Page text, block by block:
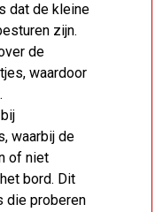
dat de kleine
zijn.
de
waardoor
waarbij de
of niet
bord. Dit
die proberen